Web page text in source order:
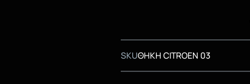
SKUΘΗΚΗ CITROEN 03